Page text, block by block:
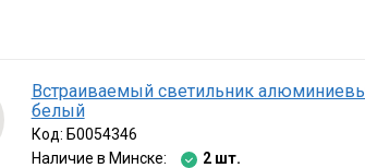
Встраиваемый светильник
белый
Код: Б0054346
Наличие в Минске:
2 шт.